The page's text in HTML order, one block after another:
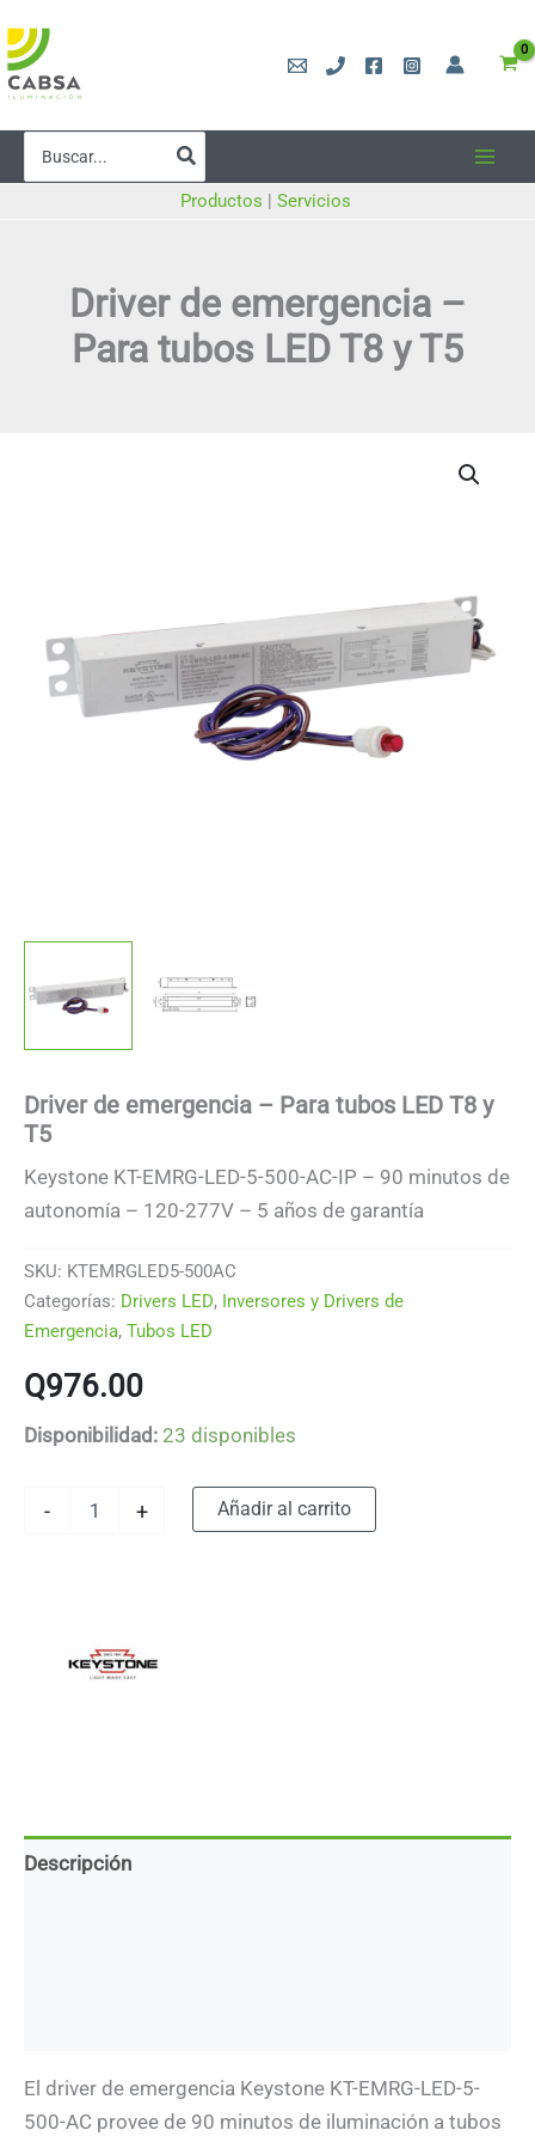
al
contenido
por:
Productos | Servicios
Driver de emergencia –
Para tubos LED T8 y T5
Driver de emergencia – Para tubos LED T8 y
T5
Keystone KT-EMRG-LED-5-500-AC-IP – 90 minutos de
autonomía – 120-277V – 5 años de garantía
SKU: KTEMRGLED5-500AC
Categorías: Drivers LED, Inversores y Drivers de
Emergencia, Tubos LED
Q976.00
Disponibilidad: 23 disponibles
- + Añadir al carrito
Descripción
El driver de emergencia Keystone KT-EMRG-LED-5-
500-AC provee de 90 minutos de iluminación a tubos